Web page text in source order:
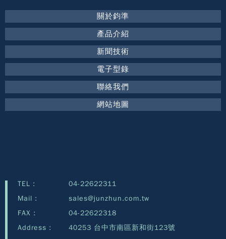
關於鈞準
產品介紹
新聞技術
電子型錄
聯絡我們
網站地圖
TEL :
04-22622311
Mail :
sales@junzhun.com.tw
FAX :
04-22622318
Address :
40253 台中市南區新和街123號